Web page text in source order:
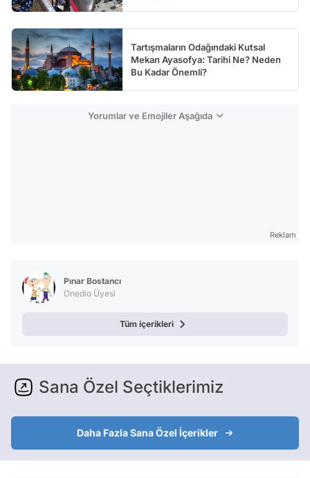
Tartışmaların Odağındaki Kutsal
Mekan Ayasofya: Tarihi Ne? Neden
Bu Kadar Önemli?
Yorumlar ve Emojiler Aşağıda
Reklam
Pınar Bostancı
Onedio Üyesi
Tüm içerikleri
Sana Özel Seçtiklerimiz
Daha Fazla Sana Özel İçerikler